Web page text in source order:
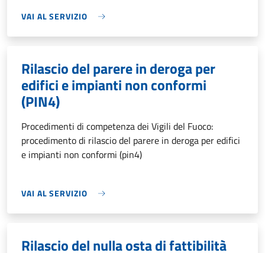
VAI AL SERVIZIO
Rilascio del parere in deroga per
edifici e impianti non conformi
(PIN4)
Procedimenti di competenza dei Vigili del Fuoco:
procedimento di rilascio del parere in deroga per edifici
e impianti non conformi (pin4)
VAI AL SERVIZIO
Rilascio del nulla osta di fattibilità